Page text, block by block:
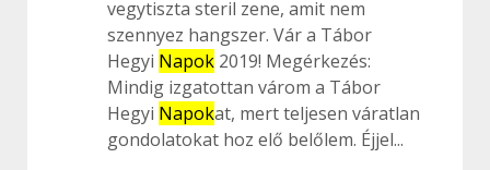
vegytiszta steril zene, amit nem
szennyez hangszer. Vár a Tábor
Hegyi Napok 2019! Megérkezés:
Mindig izgatottan várom a Tábor
Hegyi Napokat, mert teljesen váratlan
gondolatokat hoz elő belőlem. Éjjel...